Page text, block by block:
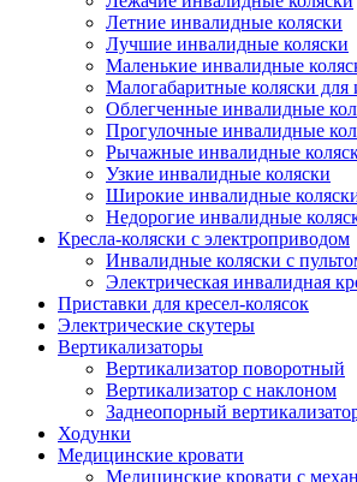
Летние инвалидные коляски
Лучшие инвалидные коляски
Маленькие инвалидные
Малогабаритные коляски для
Облегченные инвалидные
Прогулочные инвалидные
Рычажные инвалидные
Узкие инвалидные коляски
Широкие инвалидные
Недорогие инвалидные
Кресла-коляски с электроприводом
Инвалидные коляски с
Электрическая инвалидная
Приставки для кресел-колясок
Электрические скутеры
Вертикализаторы
Вертикализатор поворотный
Вертикализатор с наклоном
Заднеопорный
Ходунки
Медицинские кровати
Медицинские кровати с